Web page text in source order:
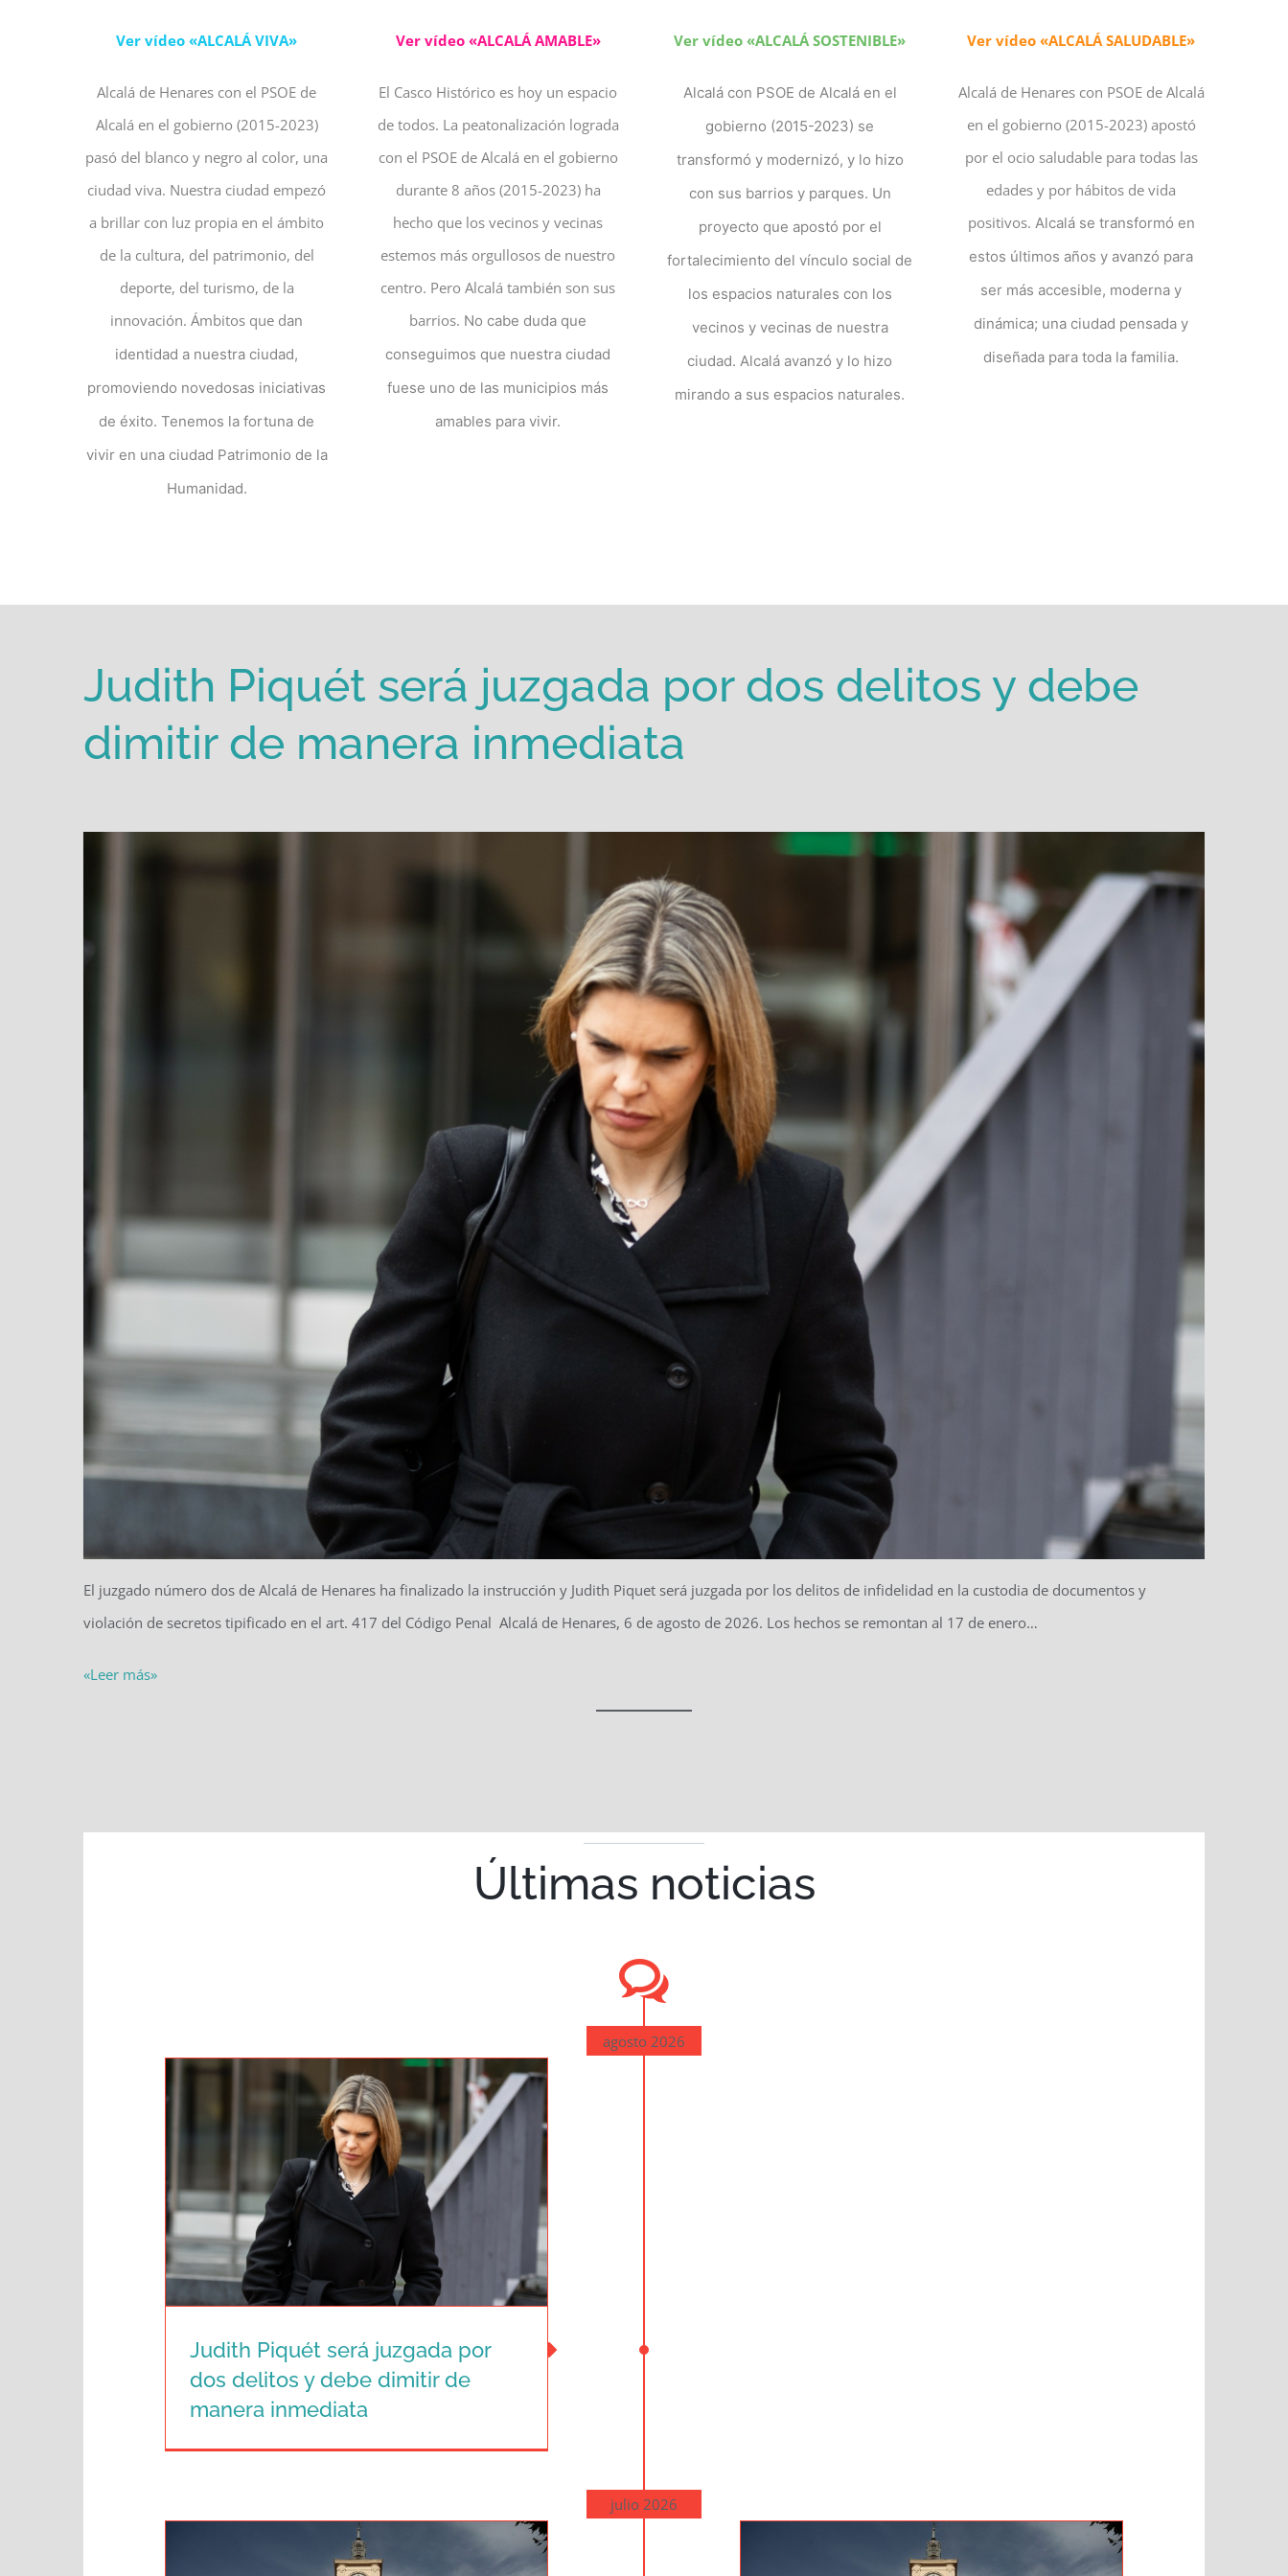
Ver vídeo «ALCALÁ VIVA»
Alcalá de Henares con el PSOE de
Alcalá en el gobierno (2015-2023)
pasó del blanco y negro al color, una
ciudad viva. Nuestra ciudad empezó
a brillar con luz propia en el ámbito
de la cultura, del patrimonio, del
deporte, del turismo, de la
innovación. Ámbitos que dan
identidad a nuestra ciudad,
promoviendo novedosas iniciativas
de éxito.Tenemos la fortuna de
vivir en una ciudad Patrimonio de la
Humanidad.
Ver vídeo «ALCALÁ AMABLE»
El Casco Histórico es hoy un espacio
de todos. La peatonalización lograda
con el PSOE de Alcalá en el gobierno
durante 8 años (2015-2023) ha
hecho que los vecinos y vecinas
estemos más orgullosos de nuestro
centro. Pero Alcalá también son sus
barrios. No cabe duda que
conseguimos que nuestra ciudad
fuese uno de las municipios más
amables para vivir.
Ver vídeo «ALCALÁ SOSTENIBLE»
Alcalá con PSOE de Alcalá en el
gobierno (2015-2023) se
transformó y modernizó, y lo hizo
con sus barrios y parques. Un
proyecto que apostó por el
fortalecimiento del vínculo social de
los espacios naturales con los
vecinos y vecinas de nuestra
ciudad.Alcalá avanzó y lo hizo
mirando a sus espacios naturales.
Ver vídeo «ALCALÁ SALUDABLE»
Alcalá de Henares con PSOE de Alcalá
en el gobierno (2015-2023) apostó
por el ocio saludable para todas las
edades y por hábitos de vida
positivos. Alcalá se transformó en
estos últimos años y avanzó para
ser más accesible, moderna y
dinámica; una ciudad pensada y
diseñada para toda la familia.
Judith Piquét será juzgada por dos delitos y debe
dimitir de manera inmediata
El juzgado número dos de Alcalá de Henares ha finalizado la instrucción y Judith Piquet será juzgada por los delitos de infidelidad en la custodia de documentos y
violación de secretos tipificado en el art. 417 del Código Penal Alcalá de Henares, 6 de agosto de 2026. Los hechos se remontan al 17 de enero…
«Leer más»
Últimas noticias
agosto 2026
Judith Piquét será juzgada por dos
delitos y debe dimitir de manera
Judith Piquét será juzgada por
dos delitos y debe dimitir de
manera inmediata
julio 2026